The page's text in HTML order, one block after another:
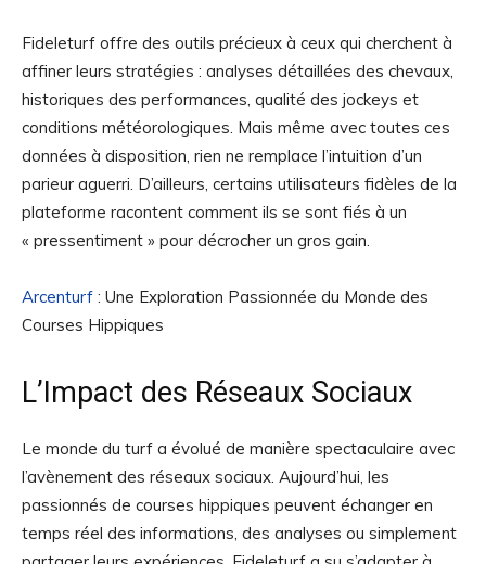
Fideleturf offre des outils précieux à ceux qui cherchent à
affiner leurs stratégies : analyses détaillées des chevaux,
historiques des performances, qualité des jockeys et
conditions météorologiques. Mais même avec toutes ces
données à disposition, rien ne remplace l’intuition d’un
parieur aguerri. D’ailleurs, certains utilisateurs fidèles de la
plateforme racontent comment ils se sont fiés à un
« pressentiment » pour décrocher un gros gain.
Arcenturf : Une Exploration Passionnée du Monde des
Courses Hippiques
L’Impact des Réseaux Sociaux
Le monde du turf a évolué de manière spectaculaire avec
l’avènement des réseaux sociaux. Aujourd’hui, les
passionnés de courses hippiques peuvent échanger en
temps réel des informations, des analyses ou simplement